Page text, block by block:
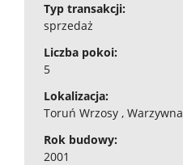
Typ transakcji:
sprzedaż
Liczba pokoi:
5
Lokalizacja:
Toruń Wrzosy , Warzywna
Rok budowy:
2001